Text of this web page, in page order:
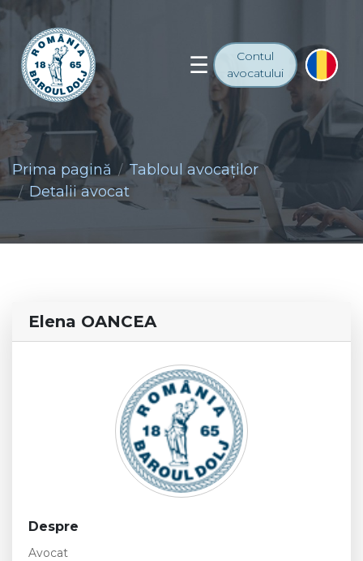
Contul
avocatului
Prima pagină
Tabloul avocaţilor
Detalii avocat
Elena OANCEA
Despre
Avocat